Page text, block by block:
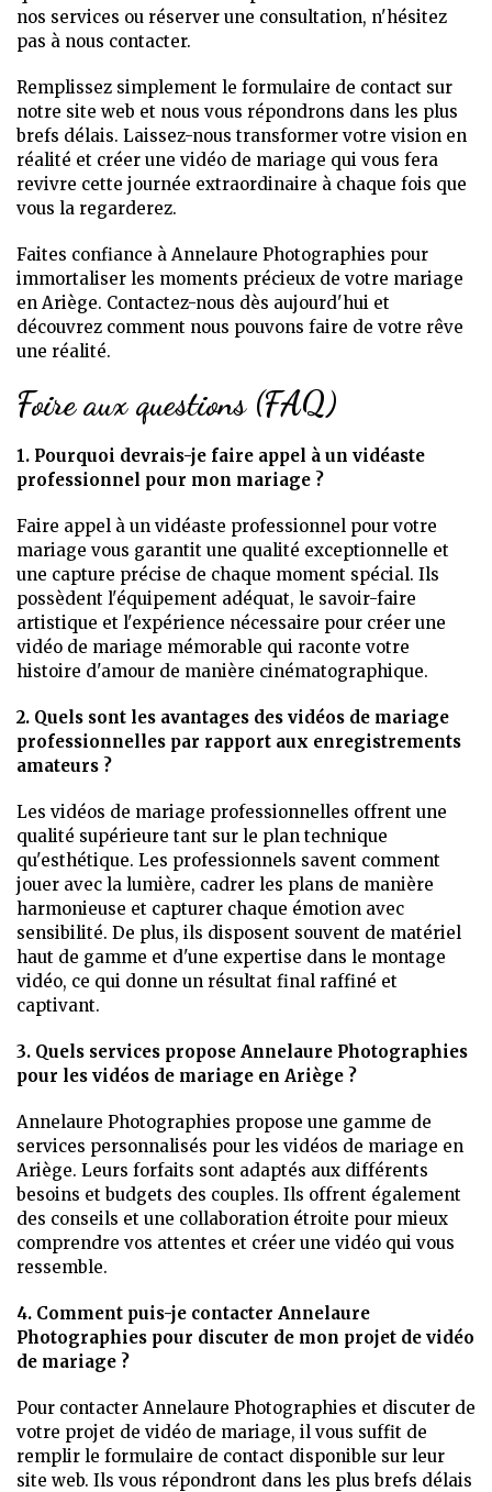
nos services ou réserver une consultation, n'hésitez
pas à nous contacter.
Remplissez simplement le formulaire de contact sur
notre site web et nous vous répondrons dans les plus
brefs délais. Laissez-nous transformer votre vision en
réalité et créer une vidéo de mariage qui vous fera
revivre cette journée extraordinaire à chaque fois que
vous la regarderez.
Faites confiance à Annelaure Photographies pour
immortaliser les moments précieux de votre mariage
en Ariège. Contactez-nous dès aujourd'hui et
découvrez comment nous pouvons faire de votre rêve
une réalité.
Foire aux questions (FAQ)
1. Pourquoi devrais-je faire appel à un vidéaste
professionnel pour mon mariage ?
Faire appel à un vidéaste professionnel pour votre
mariage vous garantit une qualité exceptionnelle et
une capture précise de chaque moment spécial. Ils
possèdent l'équipement adéquat, le savoir-faire
artistique et l'expérience nécessaire pour créer une
vidéo de mariage mémorable qui raconte votre
histoire d'amour de manière cinématographique.
2. Quels sont les avantages des vidéos de mariage
professionnelles par rapport aux enregistrements
amateurs ?
Les vidéos de mariage professionnelles offrent une
qualité supérieure tant sur le plan technique
qu'esthétique. Les professionnels savent comment
jouer avec la lumière, cadrer les plans de manière
harmonieuse et capturer chaque émotion avec
sensibilité. De plus, ils disposent souvent de matériel
haut de gamme et d'une expertise dans le montage
vidéo, ce qui donne un résultat final raffiné et
captivant.
3. Quels services propose Annelaure Photographies
pour les vidéos de mariage en Ariège ?
Annelaure Photographies propose une gamme de
services personnalisés pour les vidéos de mariage en
Ariège. Leurs forfaits sont adaptés aux différents
besoins et budgets des couples. Ils offrent également
des conseils et une collaboration étroite pour mieux
comprendre vos attentes et créer une vidéo qui vous
ressemble.
4. Comment puis-je contacter Annelaure
Photographies pour discuter de mon projet de vidéo
de mariage ?
Pour contacter Annelaure Photographies et discuter de
votre projet de vidéo de mariage, il vous suffit de
remplir le formulaire de contact disponible sur leur
site web. Ils vous répondront dans les plus brefs délais